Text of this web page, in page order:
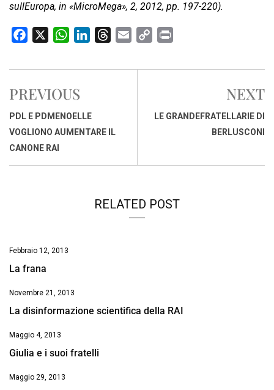
sullEuropa, in «MicroMega», 2, 2012, pp. 197-220).
c
b
o
o
k
W
a
s
A
p
n
d
I
r
s
a
p
i
PREVIOUS
PDL E PDMENOELLE
VOGLIONO AUMENTARE IL
CANONE RAI
NEXT
LE GRANDEFRATELLARIE DI
BERLUSCONI
RELATED POST
Febbraio 12, 2013
La frana
Novembre 21, 2013
La disinformazione scientifica della RAI
Maggio 4, 2013
Giulia e i suoi fratelli
Maggio 29, 2013